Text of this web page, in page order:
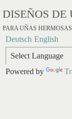
DISEÑOS DE
PARA UÑAS HERMOSAS
Deutsch English
Powered by